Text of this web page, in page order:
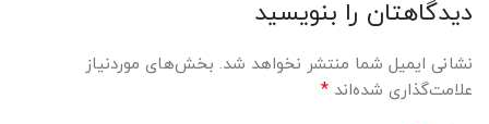
دیدگاهتان را بنویسید
نشانی ایمیل شما منتشر نخواهد شد. بخش‌های موردنیاز
علامت‌گذاری شده‌اند *